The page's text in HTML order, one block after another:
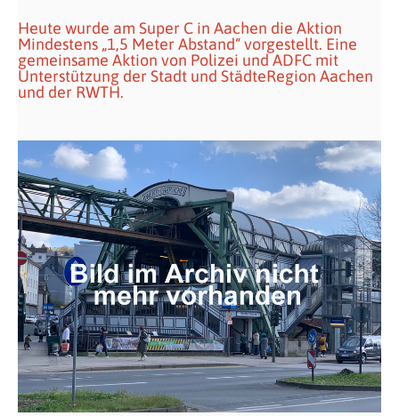
Heute wurde am Super C in Aachen die Aktion
Mindestens „1,5 Meter Abstand“ vorgestellt. Eine
gemeinsame Aktion von Polizei und ADFC mit
Unterstützung der Stadt und StädteRegion Aachen
und der RWTH.